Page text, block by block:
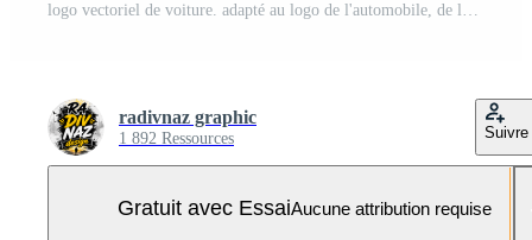
logo vectoriel de voiture. adapté au logo de l'automobile, de la réparation, du transport ou de l'atelier automobile. style de couleur plat Vecteur Pro et SVG Pro
radivnaz graphic
1 892 Ressources Suivre
Gratuit avec EssaiAucune attribution requise